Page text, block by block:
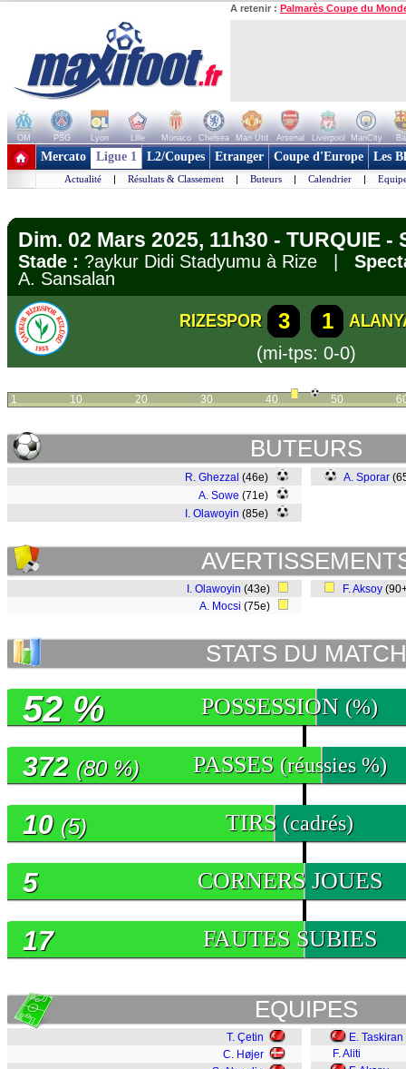
A retenir : Palmarès Coupe du
OM PSG Lyon Lille Monaco Chelsea Man Utd Arsenal Liverpool ManCity
+ de clubs
Mercato Ligue 1 L2/Coupes Etranger Coupe d'Europe Les
Actualité | Résultats & Classement | Buteurs | Calendrier |
Dim. 02 Mars 2025, 11h30 - TURQUIE -
Stade : ?aykur Didi Stadyumu à Rize |
A. Sansalan
RIZESPOR 3 1
(mi-tps: 0-0)
1 10 20 30 40 50
BUTEURS
R. Ghezzal (46e)
A. Sowe (71e)
I. Olawoyin (85e)
A. Sporar
I. Olawoyin (43e)
A. Mocsi (75e)
F. Aksoy
STATS DU MATCH
POSSESSION (%)
52 %
PASSES (réussies %)
372 (80 %)
TIRS (cadrés)
10 (5)
CORNERS JOUES
5
FAUTES SUBIES
17
EQUIPES
T. Çetin
C. Højer
E. Taskiran
F. Aliti